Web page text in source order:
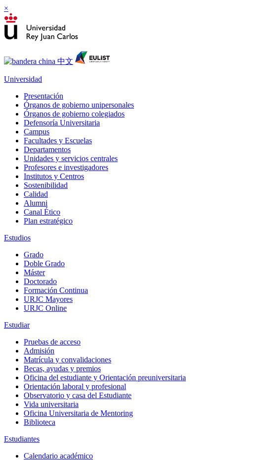
×
Universidad
Presentación
Órganos de gobierno unipersonales
Órganos de gobierno colegiados
Defensoría Universitaria
Campus
Facultades y Escuelas
Departamentos
Unidades y servicios centrales
Profesores e investigadores
Institutos y Centros
Sostenibilidad
Calidad
Alumni
Canal Ético
Plan estratégico
Estudios
Grado
Doble Grado
Máster
Doctorado
Formación Continua
URJC Mayores
URJC Online
Estudiar
Pruebas de acceso
Admisión
Matrícula y convalidaciones
Becas, ayudas y premios
Oficina del estudiante y Orientación preuniversitaria
Orientación laboral y profesional
Observatorio y casa del Estudiante
Vida universitaria
Oficina Universitaria de Mentoring
Biblioteca
Estudiantes
Calendario académico